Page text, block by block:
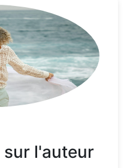
sur l'auteur